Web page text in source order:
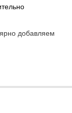
добавляем